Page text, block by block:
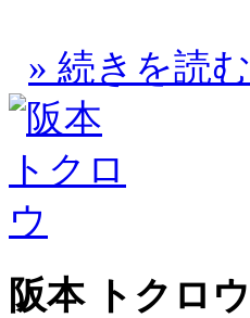
» 続きを読む
阪本 トクロウ